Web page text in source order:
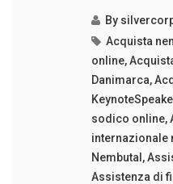
By
Acquista
online,
Danimarca,
sodico online,
internazionale
Nembutal ,
Assistenza di